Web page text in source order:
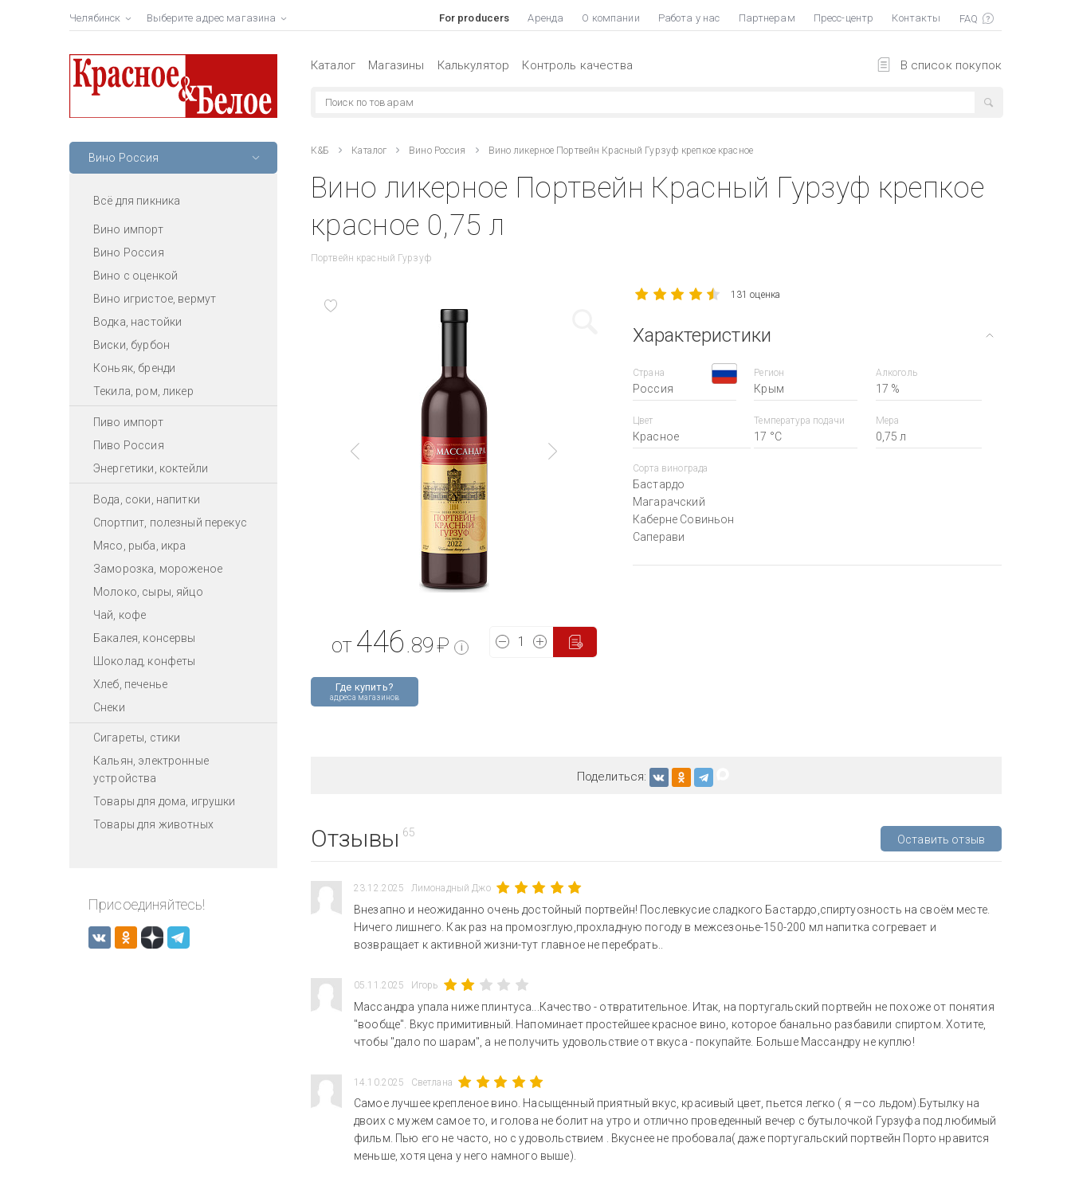
Челябинск Выберите адрес магазина For producers Аренда О компании Работа у нас Партнерам Пресс-центр Контакты
В список покупок
Каталог Магазины Калькулятор Контроль качества
Вино Россия
Всё для пикника
Вино импорт
Вино Россия
Вино с оценкой
Вино игристое, вермут
Водка, настойки
Виски, бурбон
Коньяк, бренди
Текила, ром, ликер
Пиво импорт
Пиво Россия
Энергетики, коктейли
Вода, соки, напитки
Спортпит, полезный перекус
Мясо, рыба, икра
Заморозка, мороженое
Молоко, сыры, яйцо
Чай, кофе
Бакалея, консервы
Шоколад, конфеты
Хлеб, печенье
Снеки
Сигареты, стики
Кальян, электронные
устройства
Товары для дома, игрушки
Товары для животных
Присоединяйтесь!
К&Б Каталог Вино Россия Вино ликерное Портвейн Красный Гурзуф крепкое красное
Вино ликерное Портвейн Красный Гурзуф крепкое
красное 0,75 л
Портвейн красный Гурзуф
Где купить?
адреса магазинов
от 446.89₽ i
131 оценка
Характеристики
Страна
Россия
Регион
Крым
Алкоголь
17 %
Цвет
Красное
Температура подачи
17 °С
Мера
0,75 л
Сорта винограда
Бастардо
Магарачский
Каберне Совиньон
Саперави
Поделиться:
Отзывы 65
Оставить отзыв
23.12.2025 Лимонадный Джо
Внезапно и неожиданно очень достойный портвейн! Послевкусие сладкого Бастардо,спиртуозность на своём месте.
Ничего лишнего. Как раз на промозглую,прохладную погоду в межсезонье-150-200 мл напитка согревает и
возвращает к активной жизни-тут главное не перебрать..
05.11.2025 Игорь
Массандра упала ниже плинтуса...Качество - отвратительное. Итак, на португальский портвейн не похоже от понятия
"вообще". Вкус примитивный. Напоминает простейшее красное вино, которое банально разбавили спиртом. Хотите,
чтобы "дало по шарам", а не получить удовольствие от вкуса - покупайте. Больше Массандру не куплю!
14.10.2025 Светлана
Самое лучшее крепленое вино. Насыщенный приятный вкус, красивый цвет, пьется легко ( я —со льдом).Бутылку на
двоих с мужем самое то, и голова не болит на утро и отлично проведенный вечер с бутылочкой Гурзуфа под любимый
фильм. Пью его не часто, но с удовольствием . Вкуснее не пробовала( даже португальский портвейн Порто нравится
меньше, хотя цена у него намного выше).